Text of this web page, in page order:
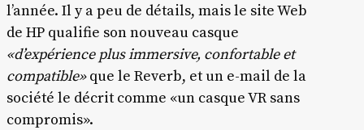
l’année. Il y a peu de détails, mais le site Web
de HP qualifie son nouveau casque
«d’expérience plus immersive, confortable et
compatible»que le Reverb, et un e-mail de la
société le décrit comme «un casque VR sans
compromis».